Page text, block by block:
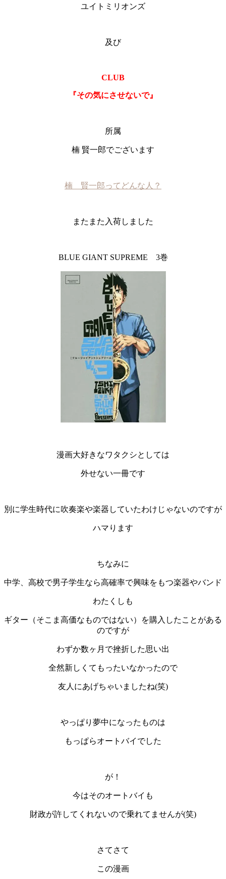
ユイトミリオンズ
及び
CLUB
『その気にさせないで』
所属
楠 賢一郎でございます
楠 賢一郎ってどんな人？
またまた入荷しました
BLUE GIANT SUPREME 3巻
漫画大好きなワタクシとしては
外せない一冊です
別に学生時代に吹奏楽や楽器していたわけじゃないのですが
ハマります
ちなみに
中学、高校で男子学生なら高確率で興味をもつ楽器やバンド
わたくしも
ギター（そこま高価なものではない）を購入したことがある
のですが
わずか数ヶ月で挫折した思い出
全然新しくてもったいなかったので
友人にあげちゃいましたね(笑)
やっぱり夢中になったものは
もっぱらオートバイでした
が！
今はそのオートバイも
財政が許してくれないので乗れてませんが(笑)
さてさて
この漫画